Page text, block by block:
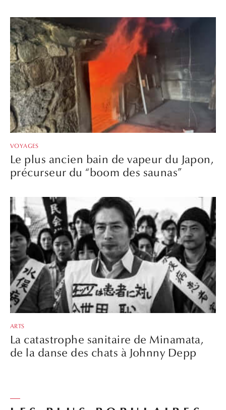
VOYAGES
Le plus ancien bain de vapeur du Japon,
précurseur du “boom des saunas”
ARTS
La catastrophe sanitaire de Minamata,
de la danse des chats à Johnny Depp